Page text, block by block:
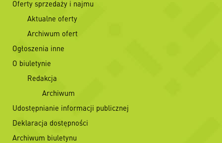
Oferty sprzedaży i najmu
Aktualne oferty
Archiwum ofert
Ogłoszenia inne
O biuletynie
Redakcja
Archiwum
Udostępnianie informacji publicznej
Deklaracja dostępności
Archiwum biuletynu